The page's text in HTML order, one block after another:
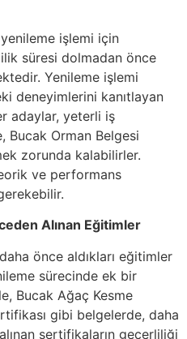
işlemi için
süresi dolmadan önce
Yenileme işlemi
deneyimlerini kanıtlayan
adaylar, yeterli iş
Bucak Orman Belgesi
zorunda kalabilirler.
ve performans
Alınan Eğitimler
önce aldıkları eğitimler
sürecinde ek bir
Bucak Ağaç Kesme
gibi belgelerde, daha
sertifikaların geçerliliği